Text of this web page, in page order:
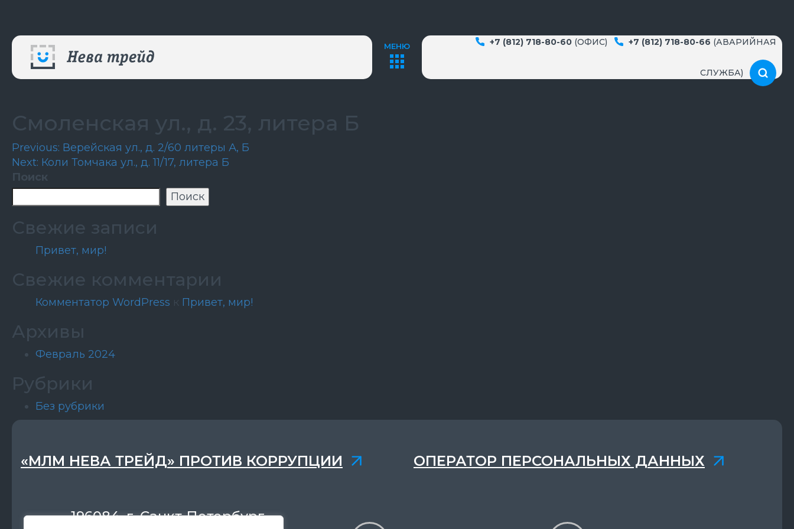
МЕНЮ +7 (812) 718-80-60(ОФИС) +7 (812) 718-80-66 (АВАРИЙНАЯ
СЛУЖБА)
Смоленская ул., д. 23, литера Б
Навигация
по
записям
Previous: Верейская ул., д. 2/60 литеры А, Б
Next: Коли Томчака ул., д. 11/17, литера Б
Поиск
Поиск
Свежие записи
Привет, мир!
Свежие комментарии
Комментатор WordPress к Привет, мир!
Архивы
Февраль 2024
Рубрики
Без рубрики
«МЛМ НЕВА ТРЕЙД» ПРОТИВ КОРРУПЦИИ ОПЕРАТОР ПЕРСОНАЛЬНЫХ ДАННЫХ
196084, г. Санкт-Петербург,